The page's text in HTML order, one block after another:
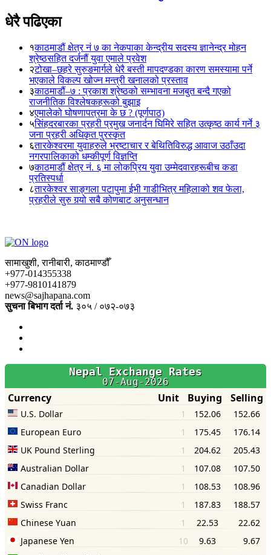
धेरै पढिएका
१काठमाडौं क्षेत्र नं ७ का नेकपाका केन्द्रीय सदस्य ज्ञानेन्द्र मोहन
श्रेष्ठसहित दर्जनौं युवा एमाले प्रवेश
२टोखा–छहरे सुरुङमार्गले धेरै बस्ती मापदण्डका कारण समस्यामा पर्ने
भएकाले विकल्प खोज्न मन्त्री खनालको प्रस्ताव
३काठमाडौं–७ : प्रकाश श्रेष्ठको सम्भावना मजबुत बन्दै गएको
राजनीतिक विश्लेषकहरूको बुझाइ
४एमालेको घोषणापत्रमा के छ ? (पूर्णपाठ)
५सिंहदरबारका प्रहरी प्रमुख जनार्दन घिमिरे सहित उत्कृष्ठ कार्य गर्ने ३
जना प्रहरी अधिकृत पुरस्कृत
६तारकेश्वरमा युवाहरुले भ्रष्टाचार र बेथितिविरुद्ध आवाज उठाँउदा
नगरपालिकाको धम्कीपूर्ण विज्ञप्ति
७काठमाडौं क्षेत्र नं. ६ मा लोकप्रिय युवा उम्मेदवारहरूबीच कडा
प्रतिस्पर्धा
८तारकेश्वर साङ्गला पटापुमा ईभी गाडीभित्र महिलाको शव फेला,
प्रहरीले सुरु गर्‍यो सबै कोणबाट अनुसन्धान
सामाखुशी, रानीबारी, काठमाण्डौँ
+977-014355338
+977-9810141879
news@sajhapana.com
सुचना बिभाग दर्ता नं. ३०५ / ०७२-०७३